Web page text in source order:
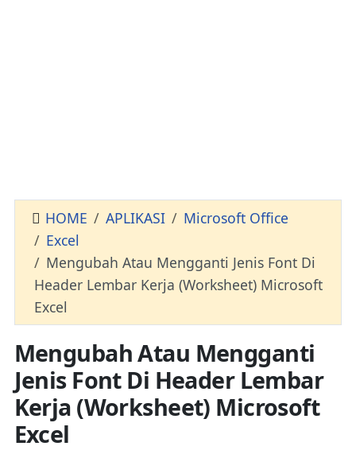
HOME APLIKASI
Microsoft Office
Excel
Mengubah Atau Mengganti Jenis Font Di
Header Lembar Kerja (Worksheet) Microsoft
Excel
Mengubah Atau Mengganti
Jenis Font Di Header Lembar
Kerja (Worksheet) Microsoft
Excel